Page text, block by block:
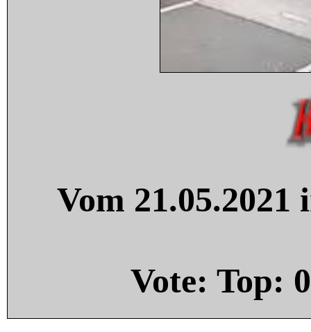
Vom
Vote: Top: 0